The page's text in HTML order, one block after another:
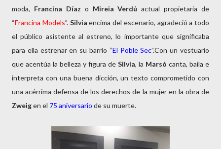
moda, Francina Díaz o Mireia Verdú actual propietaria de
“Francina Models”. Silvia encima del escenario, agradeció a todo
el público asistente al estreno, lo importante que significaba
para ella estrenar en su barrio “El Poble Sec”.Con un vestuario
que acentúa la belleza y figura de Silvia, la Marsó canta, baila e
interpreta con una buena dicción, un texto comprometido con
una acérrima defensa de los derechos de la mujer en la obra de
Zweigen el 75 aniversario de su muerte.